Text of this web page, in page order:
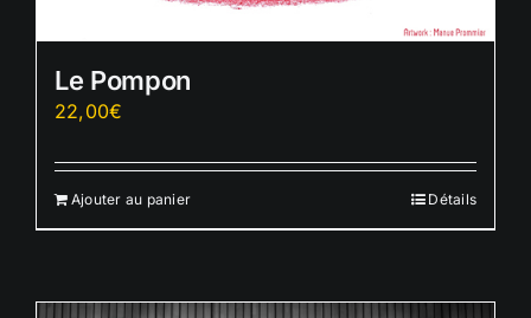
Le Pompon
22,00€
Ajouter au panier Détails